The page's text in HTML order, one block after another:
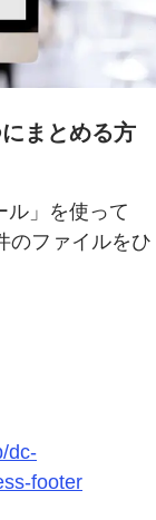
まとめる方
ル」を使って
のファイルをひ
dc-
footer